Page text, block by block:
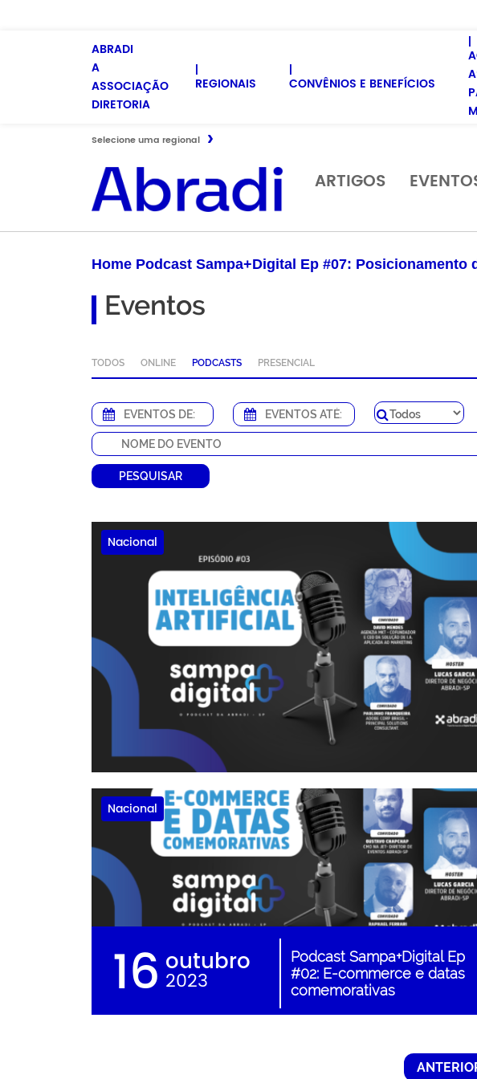
ABRADI
A
ASSOCIAÇÃO
DIRETORIA
REGIONAIS CONVÊNIOS E BENEFÍCIOS
Selecione uma regional
ARTIGOS
Home Podcast Sampa+Digital Ep #07: Posicionamento
Eventos
TODOS ONLINE PODCASTS PRESENCIAL
PESQUISAR
Nacional
Nacional
16 outubro
2023
Podcast Sampa+Digital Ep
#02: E-commerce e datas
comemorativas